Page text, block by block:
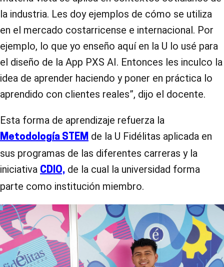
la industria. Les doy ejemplos de cómo se utiliza
en el mercado costarricense e internacional. Por
ejemplo, lo que yo enseño aquí en la U lo usé para
el diseño de la App PXS AI. Entonces les inculco la
idea de aprender haciendo y poner en práctica lo
aprendido con clientes reales”, dijo el docente.
Esta forma de aprendizaje refuerza la
Metodología STEM de la U Fidélitas aplicada en
sus programas de las diferentes carreras y la
iniciativa CDIO, de la cual la universidad forma
parte como institución miembro.